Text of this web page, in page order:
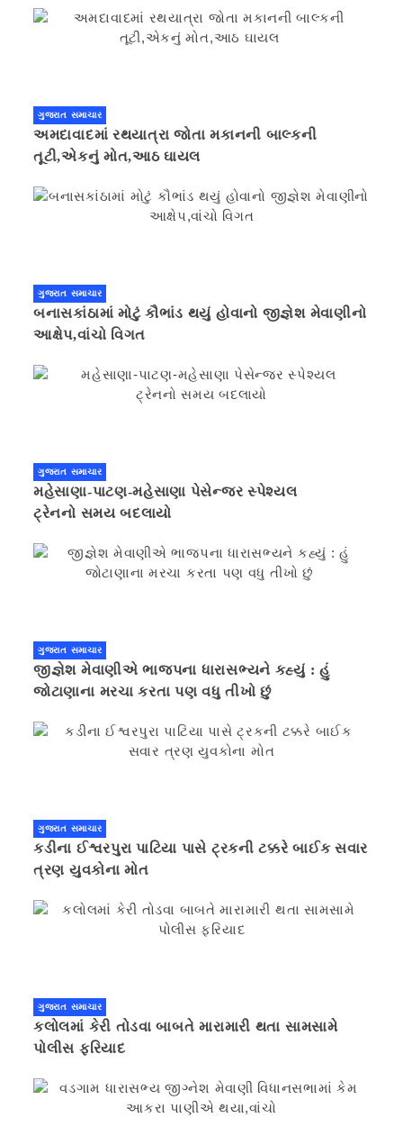
ગુજરાત સમાચાર
અમદાવાદમાં રથયાત્રા જોતા મકાનની બાલ્કની
તૂટી,એકનું મોત,આઠ ઘાયલ
ગુજરાત સમાચાર
બનાસકાંઠામાં મોટું કૌભાંડ થયું હોવાનો જીજ્ઞેશ મેવાણીનો
આક્ષેપ,વાંચો વિગત
ગુજરાત સમાચાર
મહેસાણા-પાટણ-મહેસાણા પેસેન્જર સ્પેશ્યલ
ટ્રેનનો સમય બદલાયો
ગુજરાત સમાચાર
જીજ્ઞેશ મેવાણીએ ભાજપના ધારાસભ્યને કહ્યું : હું
જોટાણાના મરચા કરતા પણ વધુ તીખો છું
ગુજરાત સમાચાર
કડીના ઈશ્વરપુરા પાટિયા પાસે ટ્રકની ટક્કરે બાઈક સવાર
ત્રણ યુવકોના મોત
ગુજરાત સમાચાર
કલોલમાં કેરી તોડવા બાબતે મારામારી થતા સામસામે
પોલીસ ફરિયાદ